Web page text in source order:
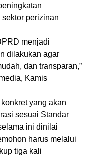
perizinan
menjadi
dilakukan agar
dan transparan,”
Kamis
yang akan
sesuai Standar
ini dinilai
harus melalui
tiga kali